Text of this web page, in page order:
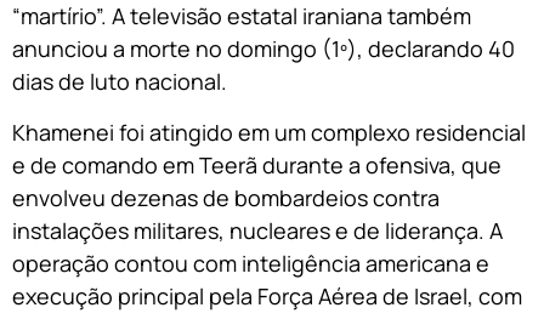
“martírio”. A televisão estatal iraniana também
anunciou a morte no domingo (1º), declarando 40
dias de luto nacional.
Khamenei foi atingido em um complexo residencial
e de comando em Teerã durante a ofensiva, que
envolveu dezenas de bombardeios contra
instalações militares, nucleares e de liderança. A
operação contou com inteligência americana e
execução principal pela Força Aérea de Israel, com